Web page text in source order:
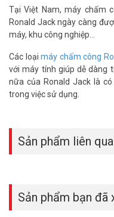
– Mắt đọc chống trầy xướt.
– Tích hợp hệ thống đóng
– Phát ra giọng nói bằng
– Một người có thể đăng
thẻ cảm ứng,. Hiển thị tên
– Kết nối với máy tính qua
– Lấy dữ liệu qua USB hoặc
– Kích thước: 180 × 83 ×
– Trọng lượng 0.4Kg
– Bảo hành: 12 tháng.
Đặt mua hàng Online
Tại Việt Nam, máy chấm
Ronald Jack ngày càng
máy, khu công nghiệp...
Các loạimáy chấm công
với máy tính giúp dễ dàng
nữa của Ronald Jack là
trong việc sử dụng.
Sản phẩm liên
Sản phẩm bạn đã